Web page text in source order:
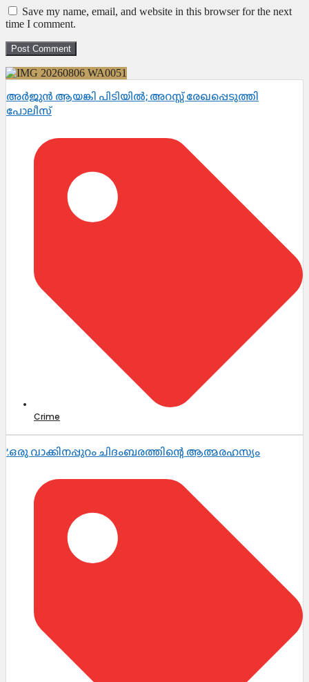
Save my name, email, and website in this browser for the next
time I comment.
അർജുൻ ആയങ്കി പിടിയിൽ; അറസ്റ്റ് രേഖപ്പെടുത്തി
പോലീസ്
Crime
’.ഒരു വാക്കിനപ്പുറം ചിദംബരത്തിന്റെ ആത്മരഹസ്യം